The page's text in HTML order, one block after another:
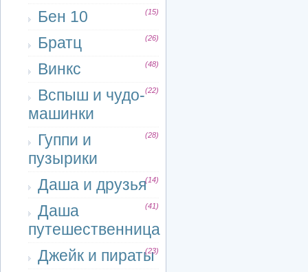
Бен 10 (15)
Братц (26)
Винкс (48)
Вспыш и чудо-
машинки
(22)
Гуппи и
пузырики
(28)
Даша и друзья(14)
Даша
путешественница
(41)
Джейк и пираты
(23)